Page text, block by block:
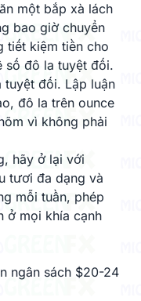
một bắp xà lách
bao giờ chuyển
tiết kiệm tiền cho
số đô la tuyệt đối.
đối. Lập luận
đô la trên ounce
vì không phải
hãy ở lại với
tươi đa dạng và
mỗi tuần, phép
ở mọi khía cạnh
ngân sách $20-24